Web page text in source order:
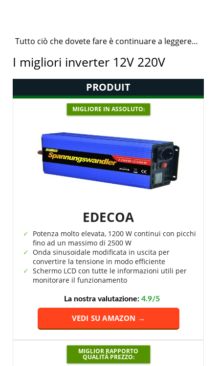
Tutto ciò che dovete fare è continuare a leggere…
I migliori inverter 12V 220V
PRODUIT
MIGLIORE IN ASSOLUTO:
EDECOA
Potenza molto elevata, 1200 W continui con picchi
fino ad un massimo di 2500 W
Onda sinusoidale modificata in uscita per
convertire la tensione in modo efficiente
Schermo LCD con tutte le informazioni utili per
monitorare il funzionamento
La nostra valutazione: 4.9/5
VEDI SU AMAZON →
MIGLIOR RAPPORTO
QUALITÀ PREZZO: